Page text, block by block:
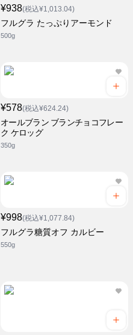
¥938(税込¥1,013.04)
フルグラ たっぷりアーモンド
500g
¥578(税込¥624.24)
オールブラン ブランチョコフレー
ク ケロッグ
350g
¥998(税込¥1,077.84)
フルグラ糖質オフ カルビー
550g